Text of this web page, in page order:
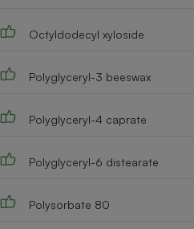
Octyldodecyl xyloside
Polyglyceryl-3 beeswax
Polyglyceryl-4 caprate
Polyglyceryl-6 distearate
Polysorbate 80